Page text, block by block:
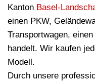
Kanton Basel-
einen PKW,
Transportwagen,
handelt. Wir kaufen
Modell.
Durch unsere